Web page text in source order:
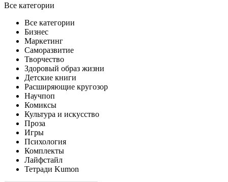
Все категории
Все категории
Бизнес
Маркетинг
Саморазвитие
Творчество
Здоровый образ жизни
Детские книги
Расширяющие кругозор
Научпоп
Комиксы
Культура и искусство
Проза
Игры
Психология
Комплекты
Лайфстайл
Тетради Kumon